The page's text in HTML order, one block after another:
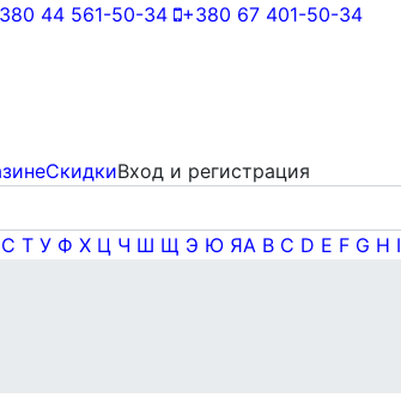
44 561-50-34 +380 67 401-50-34
СкидкиВход и регистрация
С Т У Ф Х Ц Ч Ш Щ Э Ю ЯA B C D E F G H I